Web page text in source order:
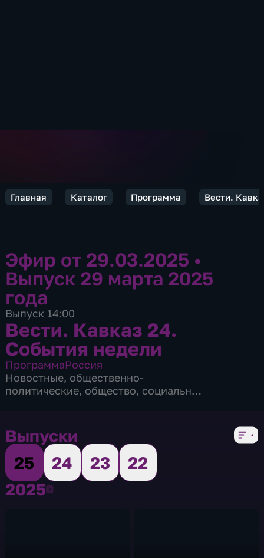
Главная Каталог Программа Вести.
Эфир от 29.03.2025 •
Выпуск 29 марта 2025
года
Выпуск 14:00
Вести. Кавказ 24.
События недели
ПрограммаРоссия
Новостные, общественно-
политические, общество, социально-
Выпуски
25
24 23
22
20252025